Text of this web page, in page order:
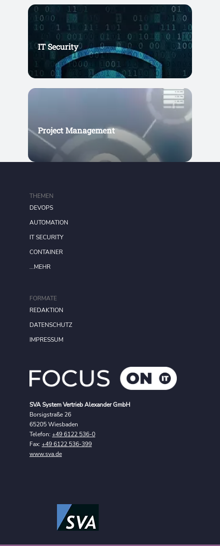
IT Security
Project Management
SVA System Vertrieb Alexander GmbH
Borsigstraße 26
65205 Wiesbaden
Telefon: +49 6122 536-0
Fax: +49 6122 536-399
www.sva.de
FORMATE
REDAKTION
DATENSCHUTZ
IMPRESSUM
THEMEN
DEVOPS
AUTOMATION
IT SECURITY
CONTAINER
...MEHR